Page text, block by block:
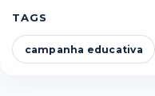
TAGS
campanha educativa